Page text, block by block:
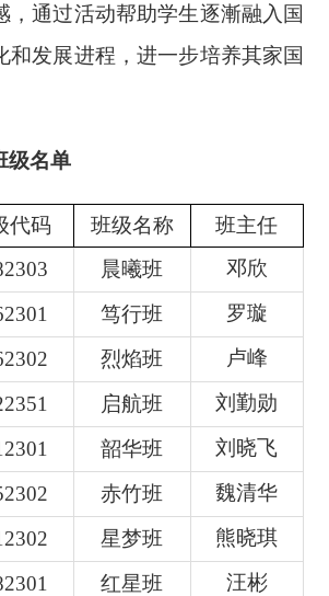
，通过活动帮助学生逐漸融入国
和发展进程，进一步培养其家国
级名单
代码 班级名称 班主任
晨曦班 邓欣
笃行班 罗璇
烈焰班 卢峰
启航班 刘勤勋
韶华班 刘晓飞
赤竹班 魏清华
星梦班 熊晓琪
红星班 汪彬